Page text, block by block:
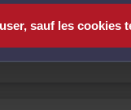
sauf les cookies